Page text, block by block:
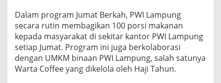
Dalam program Jumat Berkah, PWI Lampung
secara rutin membagikan 100 porsi makanan
kepada masyarakat di sekitar kantor PWI Lampung
setiap Jumat. Program ini juga berkolaborasi
dengan UMKM binaan PWI Lampung, salah satunya
Warta Coffee yang dikelola oleh Haji Tahun.